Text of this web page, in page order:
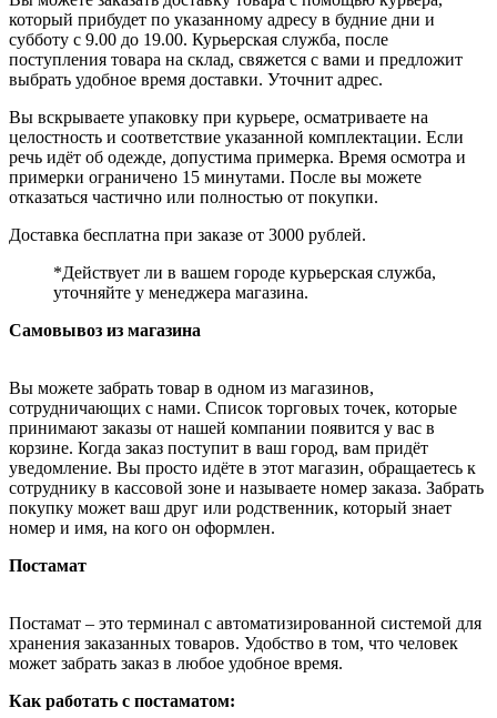
который прибудет по указанному адресу в будние дни и
субботу с 9.00 до 19.00. Курьерская служба, после
поступления товара на склад, свяжется с вами и предложит
выбрать удобное время доставки. Уточнит адрес.
Вы вскрываете упаковку при курьере, осматриваете на
целостность и соответствие указанной комплектации. Если
речь идёт об одежде, допустима примерка. Время осмотра и
примерки ограничено 15 минутами. После вы можете
отказаться частично или полностью от покупки.
Доставка бесплатна при заказе от 3000 рублей.
*Действует ли в вашем городе курьерская служба,
уточняйте у менеджера магазина.
Самовывоз из магазина
Вы можете забрать товар в одном из магазинов,
сотрудничающих с нами. Список торговых точек, которые
принимают заказы от нашей компании появится у вас в
корзине. Когда заказ поступит в ваш город, вам придёт
уведомление. Вы просто идёте в этот магазин, обращаетесь к
сотруднику в кассовой зоне и называете номер заказа. Забрать
покупку может ваш друг или родственник, который знает
номер и имя, на кого он оформлен.
Постамат
Постамат – это терминал с автоматизированной системой для
хранения заказанных товаров. Удобство в том, что человек
может забрать заказ в любое удобное время.
Как работать с постаматом: